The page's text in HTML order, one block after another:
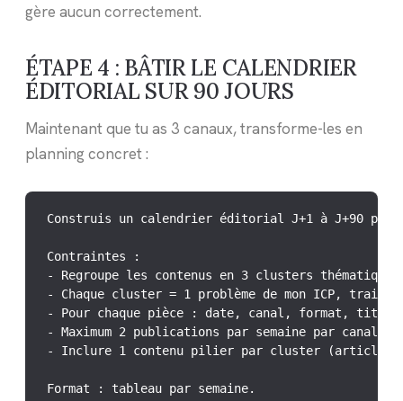
gère aucun correctement.
ÉTAPE 4 : BÂTIR LE CALENDRIER
ÉDITORIAL SUR 90 JOURS
Maintenant que tu as 3 canaux, transforme-les en
planning concret :
Construis un calendrier éditorial J+1 à J+90
Contraintes :
- Regroupe les contenus en 3 clusters thématiques
- Chaque cluster = 1 problème de mon ICP,
- Pour chaque pièce : date, canal, format, titre
- Maximum 2 publications par semaine par canal
- Inclure 1 contenu pilier par cluster (article
Format : tableau par semaine.